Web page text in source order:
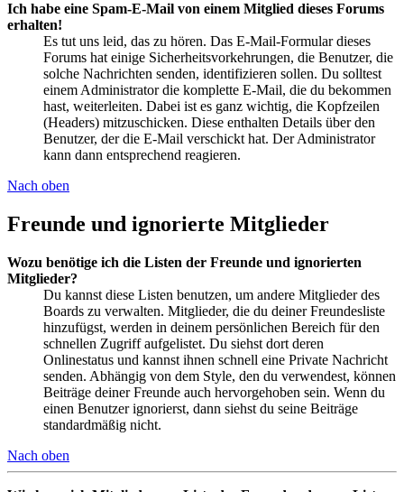
Ich habe eine Spam-E-Mail von einem Mitglied dieses Forums
erhalten!
Es tut uns leid, das zu hören. Das E-Mail-Formular dieses
Forums hat einige Sicherheitsvorkehrungen, die Benutzer, die
solche Nachrichten senden, identifizieren sollen. Du solltest
einem Administrator die komplette E-Mail, die du bekommen
hast, weiterleiten. Dabei ist es ganz wichtig, die Kopfzeilen
(Headers) mitzuschicken. Diese enthalten Details über den
Benutzer, der die E-Mail verschickt hat. Der Administrator
kann dann entsprechend reagieren.
Nach oben
Freunde und ignorierte Mitglieder
Wozu benötige ich die Listen der Freunde und ignorierten
Mitglieder?
Du kannst diese Listen benutzen, um andere Mitglieder des
Boards zu verwalten. Mitglieder, die du deiner Freundesliste
hinzufügst, werden in deinem persönlichen Bereich für den
schnellen Zugriff aufgelistet. Du siehst dort deren
Onlinestatus und kannst ihnen schnell eine Private Nachricht
senden. Abhängig von dem Style, den du verwendest, können
Beiträge deiner Freunde auch hervorgehoben sein. Wenn du
einen Benutzer ignorierst, dann siehst du seine Beiträge
standardmäßig nicht.
Nach oben